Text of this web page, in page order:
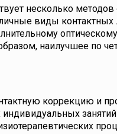
несколько
виды
наилучшее по
коррекцию и